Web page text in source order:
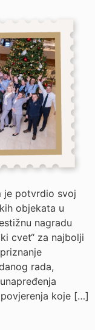
je potvrdio svoj
objekata u
nagradu
cvet“ za najbolji
rada,
koje […]